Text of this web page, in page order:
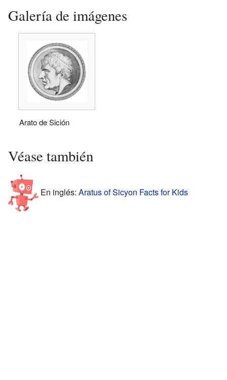
Galería de imágenes
Arato de Sición
Véase también
En inglés: Aratus of Sicyon Facts for Kids